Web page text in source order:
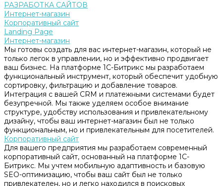
РАЗРАБОТКА САЙТОВ
Интернет-магазин
Корпоративный сайт
Landing Page
Интернет-магазин
Мы готовы создать для вас интернет-магазин, который не
только легок в управлении, но и эффективно продвигает
ваш бизнес. На платформе 1С-Битрикс мы разработаем
функциональный инструмент, который обеспечит удобную
сортировку, фильтрацию и добавление товаров.
Интеграция с вашей CRM и платежными системами будет
безупречной. Мы также уделяем особое внимание
структуре, удобству использования и привлекательному
дизайну, чтобы ваш интернет-магазин был не только
функциональным, но и привлекательным для посетителей.
Корпоративный сайт
Для вашего предприятия мы разработаем современный
корпоративный сайт, основанный на платформе 1С-
Битрикс. Мы учтем мобильную адаптивность и базовую
SEO-оптимизацию, чтобы ваш сайт был не только
привлекателен, но и легко находился в поисковых